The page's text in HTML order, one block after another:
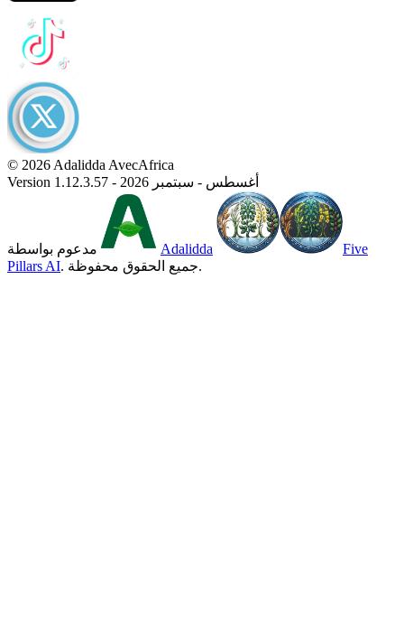
© 2026 Adalidda AvecAfrica
Version 1.12.3.57 - أغسطس - سبتمبر 2026
مدعوم بواسطة Adalidda
Five
Pillars AI
. جميع الحقوق محفوظة.